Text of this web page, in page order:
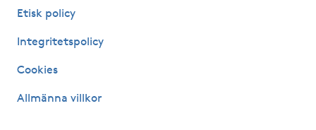
Klippning ungdom
Etisk policy
Integritetspolicy
Cookies
Allmänna villkor